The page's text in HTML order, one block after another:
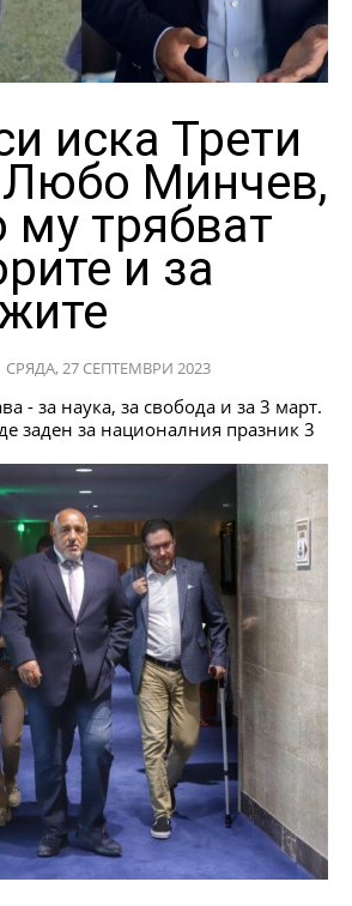
иска Трети
Минчев,
му трябват
и за
СРЯДА, 27 СЕПТЕМВРИ 2023
- за наука, за свобода и за 3 март.
заден за националния празник 3